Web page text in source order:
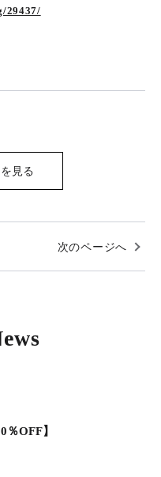
29437/
見る
次のページへ
％OFF】